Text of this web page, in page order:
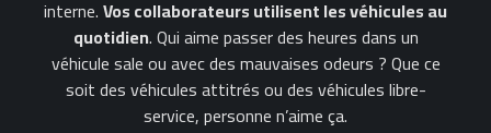
interne.Vos collaborateurs utilisent les véhicules au
quotidien. Qui aime passer des heures dans un
véhicule sale ou avec des mauvaises odeurs ? Que ce
soit des véhicules attitrés ou des véhicules libre-
service, personne n’aime ça.